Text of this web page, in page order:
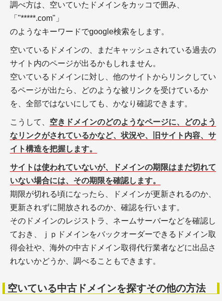
調べ方は、空いていたドメインをカッコで囲み、
「"*****.com"」
のようなキーワードでgoogle検索をします。
空いているドメインの、まだキャッシュされている過去の
サイト内のページが出るかもしれません。
空いているドメインに対し、他のサイトからリンクしてい
るページが出たら、どのような被リンクを受けているか
を、全部ではないにしても、かなり確認できます。
こうして、 空きドメインのどのようなページに、どのよう
なリンクがされているかなど、状況や、旧サイト内容、サ
イト構造を把握します。
サイトは使われていないが、ドメインの期限はまだ切れて
いない場合には、その期限を確認します。
期限が切れる頃になったら、ドメインが更新されるのか、
更新されずに開放されるのか、確認を行います。
そのドメインのレジストラ、ネームサーバーなどを確認し
ておき、ｊｐドメインをバックオーダーできるドメイン取
得会社や、海外の中古ドメイン取得代行業者などに出品さ
れないかどうか、調べることもできます。
空いている中古ドメインを探すその他の方法